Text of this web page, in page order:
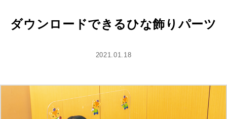
ダウンロードできるひな飾りパーツ
2021.01.18